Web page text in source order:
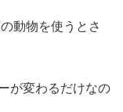
動物を使うとさ
が変わるだけなの